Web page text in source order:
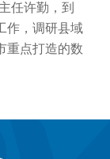
任许勤，到
作，调研县域
重点打造的数